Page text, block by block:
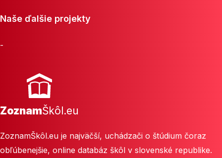
Naše ďalšie projekty
-
ZoznamŠkôl.eu
ZoznamŠkôl.eu je najväčší, uchádzači o štúdium čoraz
obľúbenejšie, online databáz škôl v slovenské republike.